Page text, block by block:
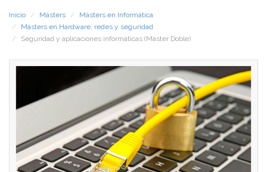
máster, podrás adquirir todas
estas competencias y
los factores más
determinantes en el
desarrollo de software.
En el Doble Máster en
Seguridad y Aplicaciones
Informáticas se profundizará
en la comprensión, manejo y
administración de varios
políticas de seguridad que
permitan evitar el daño al
sistema o minimizar su
repercusión.
- Desarrollar aplicaciones
para la plataforma móvil
Android, pudiéndolas
comercializar en el Play
Store, el almacén de
Inicio Másters
Másters en Informática
Másters en Hardware, redes y seguridad
Seguridad y aplicaciones informáticas (Máster Doble)